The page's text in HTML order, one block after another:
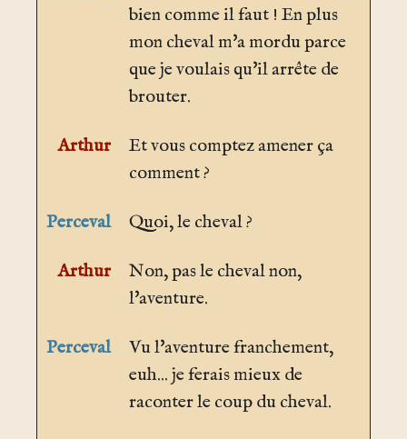
bien comme il faut ! En plus
mon cheval m'a mordu parce
que je voulais qu'il arrête de
brouter.
Arthur
Et vous comptez amener ça
comment ?
Perceval Quoi, le cheval ?
Arthur
Non, pas le cheval non,
l'aventure.
Perceval
Vu l'aventure franchement,
euh... je ferais mieux de
raconter le coup du cheval.